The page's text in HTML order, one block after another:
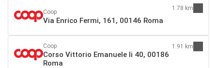
Coop
Via Enrico Fermi, 161, 00146 Roma
1.78 km
Coop
Corso Vittorio Emanuele Ii 40, 00186
Roma
1.91 km